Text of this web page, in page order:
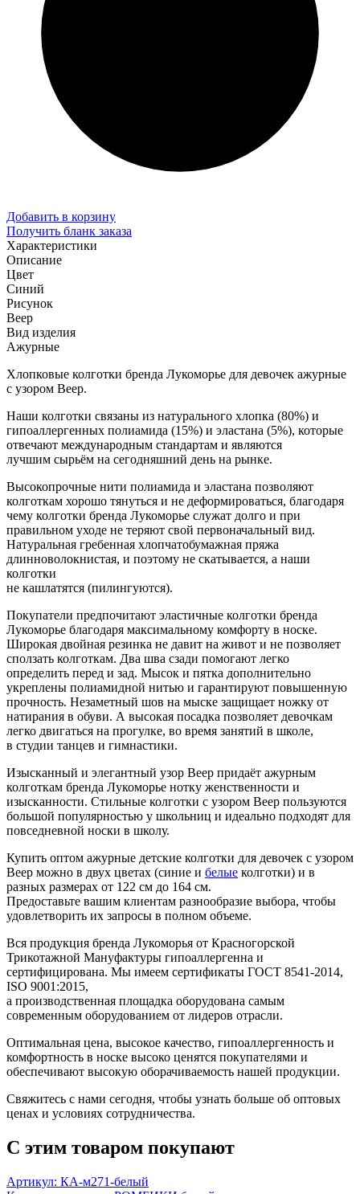
Добавить в корзину
Получить бланк заказа
Характеристики
Описание
Цвет
Синий
Рисунок
Веер
Вид изделия
Ажурные
Хлопковые колготки бренда Лукоморье для девочек ажурные
с узором Веер.
Наши колготки связаны из натурального хлопка (80%) и
гипоаллергенных полиамида (15%) и эластана (5%), которые
отвечают международным стандартам и являются
лучшим сырьём на сегодняшний день на рынке.
Высокопрочные нити полиамида и эластана позволяют
колготкам хорошо тянуться и не деформироваться, благодаря
чему колготки бренда Лукоморье служат долго и при
правильном уходе не теряют свой первоначальный вид.
Натуральная гребенная хлопчатобумажная пряжа
длинноволокнистая, и поэтому не скатывается, а наши
колготки
не кашлатятся (пилингуются).
Покупатели предпочитают эластичные колготки бренда
Лукоморье благодаря максимальному комфорту в носке.
Широкая двойная резинка не давит на живот и не позволяет
сползать колготкам. Два шва сзади помогают легко
определить перед и зад. Мысок и пятка дополнительно
укреплены полиамидной нитью и гарантируют повышенную
прочность. Незаметный шов на мыске защищает ножку от
натирания в обуви. А высокая посадка позволяет девочкам
легко двигаться на прогулке, во время занятий в школе,
в студии танцев и гимнастики.
Изысканный и элегантный узор Веер придаёт ажурным
колготкам бренда Лукоморье нотку женственности и
изысканности. Стильные колготки с узором Веер пользуются
большой популярностью у школьниц и идеально подходят для
повседневной носки в школу.
Купить оптом ажурные детские колготки для девочек с узором
Веер можно в двух цветах (синие и белые колготки) и в
разных размерах от 122 см до 164 см.
Предоставьте вашим клиентам разнообразие выбора, чтобы
удовлетворить их запросы в полном объеме.
Вся продукция бренда Лукоморья от Красногорской
Трикотажной Мануфактуры гипоаллергенна и
сертифицирована. Мы имеем сертификаты ГОСТ 8541-2014,
ISO 9001:2015,
а производственная площадка оборудована самым
современным оборудованием от лидеров отрасли.
Оптимальная цена, высокое качество, гипоаллергенность и
комфортность в носке высоко ценятся покупателями и
обеспечивают высокую оборачиваемость нашей продукции.
Свяжитесь с нами сегодня, чтобы узнать больше об оптовых
ценах и условиях сотрудничества.
С этим товаром покупают
Артикул: КА-м271-белый